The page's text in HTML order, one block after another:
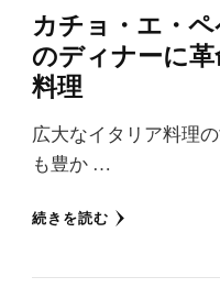
カチョ・エ・
のディナーに
料理
広大なイタリア料理
も豊か …
続きを読む